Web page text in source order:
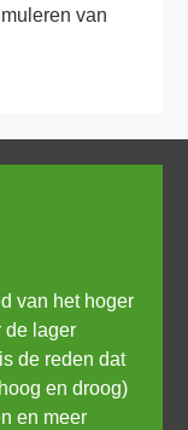
van
van het hoger
de lager
de reden dat
en droog)
en meer